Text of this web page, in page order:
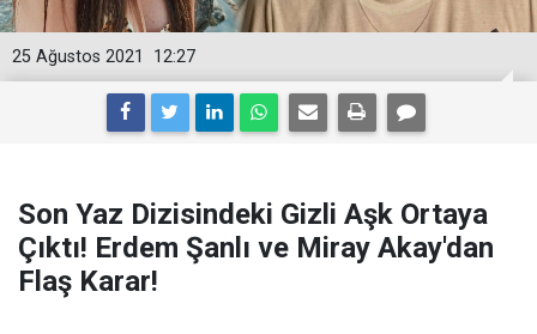
12:27
25 Ağustos 2021
Son Yaz Dizisindeki Gizli Aşk Ortaya
Çıktı! Erdem Şanlı ve Miray Akay'dan
Flaş Karar!